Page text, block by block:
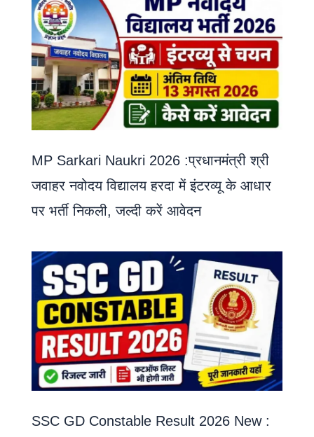
MP Sarkari Naukri 2026 :प्रधानमंत्री श्री
जवाहर नवोदय विद्यालय हरदा में इंटरव्यू के आधार
पर भर्ती निकली, जल्दी करें आवेदन
SSC GD Constable Result 2026 New :